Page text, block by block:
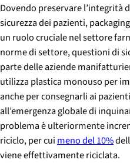
Dovendo preservare l’integrità
sicurezza dei pazienti,
un ruolo cruciale nel settore
norme di settore, questioni di
parte delle aziende
utilizza plastica monouso per
anche per consegnarli ai
all’emergenza globale di
problema è ulteriormente
riciclo, per cui meno del 10%
viene effettivamente riciclata.